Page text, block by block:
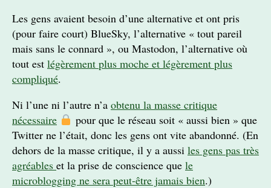
Les gens avaient besoin d’une alternative et ont pris
(pour faire court) BlueSky, l’alternative « tout pareil
mais sans le connard », ou Mastodon, l’alternative où
tout est légèrement plus moche et légèrement plus
compliqué.
Ni l’une ni l’autre n’a obtenu la masse critique
nécessaire
pour que le réseau soit « aussi bien » que
Twitter ne l’était, donc les gens ont vite abandonné. (En
dehors de la masse critique, il y a aussi les gens pas très
agréables et la prise de conscience que le
microblogging ne sera peut-être jamais bien.)